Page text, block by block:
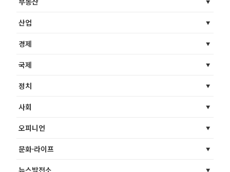
산업
경제
국제
정치
사회
오피니언
문화·라이프
뉴스발전소